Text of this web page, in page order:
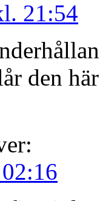
21:54
den